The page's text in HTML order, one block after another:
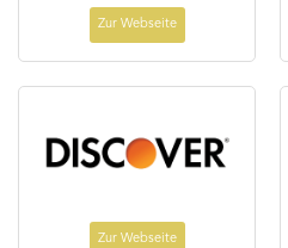
Zur Webseite
Zur Webseite